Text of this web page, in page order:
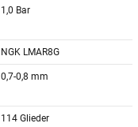
1,0 Bar
NGK LMAR8G
0,7-0,8 mm
114 Glieder